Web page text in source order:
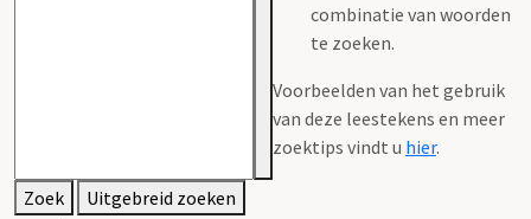
combinatie van woorden
te zoeken.
Voorbeelden van het gebruik
van deze leestekens en meer
zoektips vindt u hier.
Zoek Uitgebreid zoeken